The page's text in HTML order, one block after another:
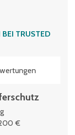
BEI TRUSTED
€